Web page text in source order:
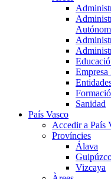
Empresa
Sanidad
País Vasco
Accedir a País
Províncies
Álava
Vizcaya